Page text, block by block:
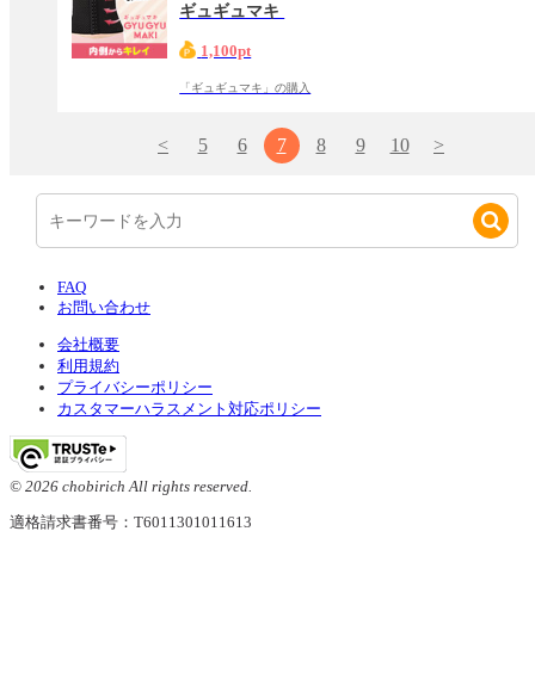
ギュギュマキ
1,100pt
「ギュギュマキ」の購入
< 5 6 7 8 9 10 >
FAQ
お問い合わせ
会社概要
利用規約
プライバシーポリシー
カスタマーハラスメント対応ポリシー
© 2026 chobirich All rights reserved.
適格請求書番号：T6011301011613